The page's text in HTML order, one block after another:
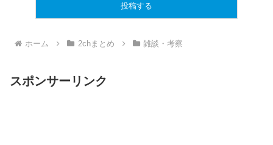
ホーム 2chまとめ 雑談・考察
スポンサーリンク